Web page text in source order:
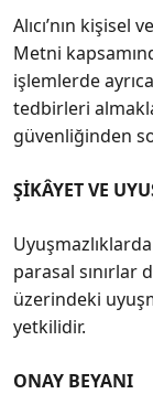
Alıcı’nın kişisel
Metni
işlemlerde
tedbirleri
güvenliğinden
ŞİKÂYET VE
parasal sınırlar
üzerindeki
yetkilidir.
ONAY BEYANI